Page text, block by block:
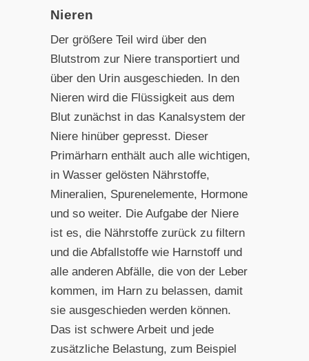
Nieren
Der größere Teil wird über den
Blutstrom zur Niere transportiert und
über den Urin ausgeschieden. In den
Nieren wird die Flüssigkeit aus dem
Blut zunächst in das Kanalsystem der
Niere hinüber gepresst. Dieser
Primärharn enthält auch alle wichtigen,
in Wasser gelösten Nährstoffe,
Mineralien, Spurenelemente, Hormone
und so weiter. Die Aufgabe der Niere
ist es, die Nährstoffe zurück zu filtern
und die Abfallstoffe wie Harnstoff und
alle anderen Abfälle, die von der Leber
kommen, im Harn zu belassen, damit
sie ausgeschieden werden können.
Das ist schwere Arbeit und jede
zusätzliche Belastung, zum Beispiel